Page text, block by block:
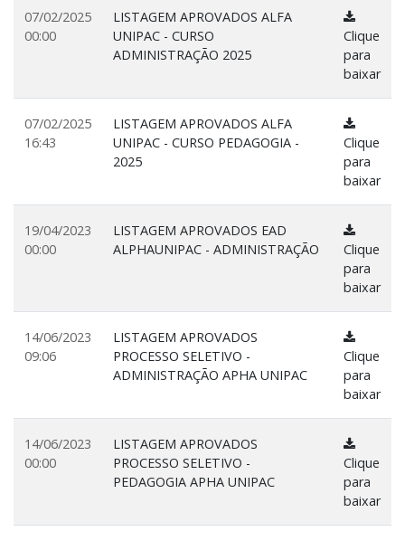
07/02/2025
00:00
LISTAGEM APROVADOS ALFA
UNIPAC - CURSO
ADMINISTRAÇÃO 2025
Clique
para
baixar
07/02/2025
16:43
LISTAGEM APROVADOS ALFA
UNIPAC - CURSO PEDAGOGIA -
2025
Clique
para
baixar
19/04/2023
00:00
LISTAGEM APROVADOS EAD
ALPHAUNIPAC - ADMINISTRAÇÃO
Clique
para
baixar
14/06/2023
09:06
LISTAGEM APROVADOS
PROCESSO SELETIVO -
ADMINISTRAÇÃO APHA UNIPAC
Clique
para
baixar
14/06/2023
00:00
LISTAGEM APROVADOS
PROCESSO SELETIVO -
PEDAGOGIA APHA UNIPAC
Clique
para
baixar